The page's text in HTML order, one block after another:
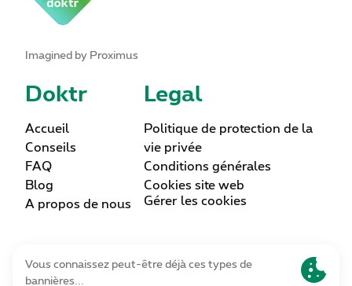
Imagined by Proximus
Doktr
Accueil
Conseils
FAQ
Blog
A propos de nous
Legal
Politique de protection de la
vie privée
Conditions générales
Cookies site web
Gérer les cookies
Lettre d’information